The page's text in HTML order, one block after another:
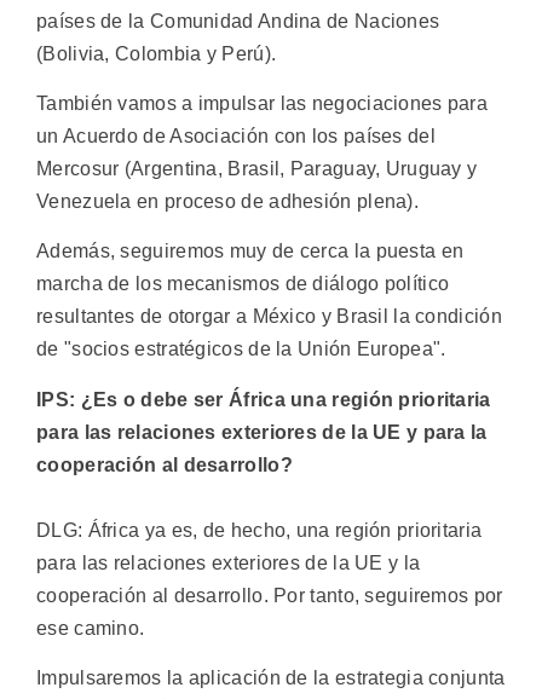
países de la Comunidad Andina de Naciones
(Bolivia, Colombia y Perú).
También vamos a impulsar las negociaciones para
un Acuerdo de Asociación con los países del
Mercosur (Argentina, Brasil, Paraguay, Uruguay y
Venezuela en proceso de adhesión plena).
Además, seguiremos muy de cerca la puesta en
marcha de los mecanismos de diálogo político
resultantes de otorgar a México y Brasil la condición
de "socios estratégicos de la Unión Europea".
IPS: ¿Es o debe ser África una región prioritaria
para las relaciones exteriores de la UE y para la
cooperación al desarrollo?
DLG: África ya es, de hecho, una región prioritaria
para las relaciones exteriores de la UE y la
cooperación al desarrollo. Por tanto, seguiremos por
ese camino.
Impulsaremos la aplicación de la estrategia conjunta